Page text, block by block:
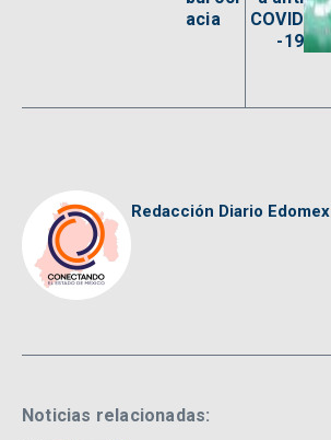
acia
COVID
-19
Redacción Diario Edomex
Noticias relacionadas: